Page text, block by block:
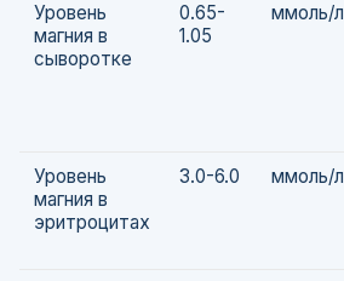
Уровень
магния в
сыворотке
0.65-
1.05
ммоль/л
Уровень
магния в
эритроцитах
3.0-6.0 ммоль/л